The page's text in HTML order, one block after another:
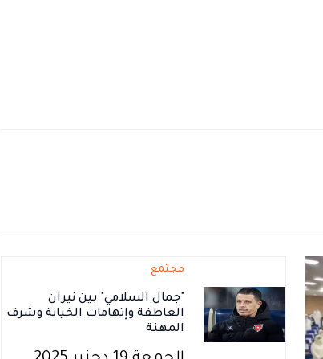
مجتمع
"جمال السلامي" بين نيران
العاطفة وإتهامات الخيانة وشرف
المهنة